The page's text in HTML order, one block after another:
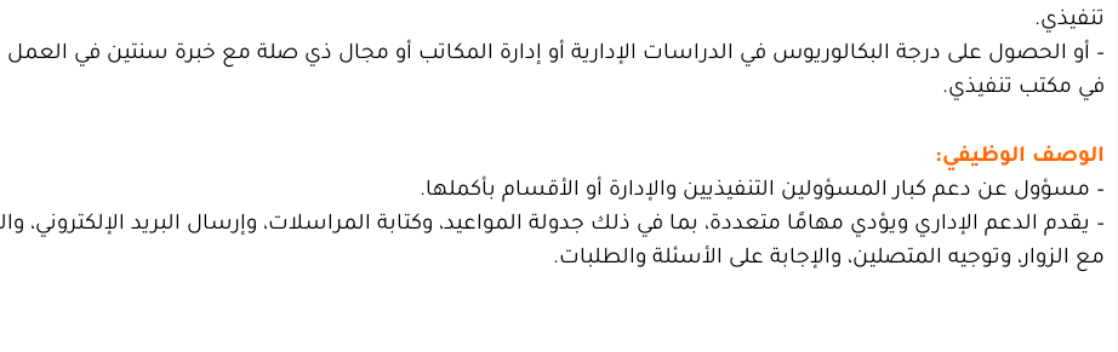
تنفيذي.
– أو الحصول على درجة البكالوريوس في الدراسات الإدارية أو إدارة المكاتب أو مجال ذي صلة مع خبرة سنتين في العمل
في مكتب تنفيذي.
الوصف الوظيفي:
– مسؤول عن دعم كبار المسؤولين التنفيذيين والإدارة أو الأقسام بأكملها.
– يقدم الدعم الإداري ويؤدي مهامًا متعددة، بما في ذلك جدولة المواعيد، وكتابة المراسلات، وإرسال البريد الإلكتروني،
مع الزوار، وتوجيه المتصلين، والإجابة على الأسئلة والطلبات.